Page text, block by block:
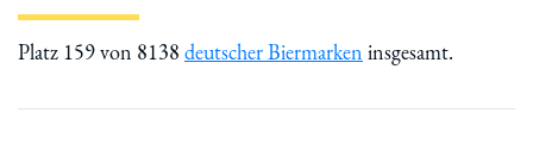
Platz 159 von 8138 deutscher Biermarken insgesamt.